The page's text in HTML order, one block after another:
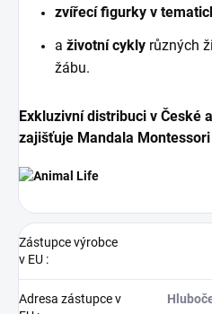
zvířecí figurky v
a životní cykly různých
žábu.
Exkluzivní distribuci v České
zajišťuje Mandala Montessori
Zástupce výrobce
v EU :
Adresa zástupce v